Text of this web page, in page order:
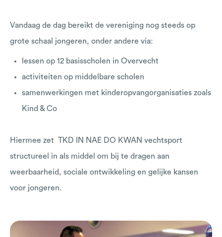
Vandaag de dag bereikt de vereniging nog steeds op
grote schaal jongeren, onder andere via:
lessen op 12 basisscholen in Overvecht
activiteiten op middelbare scholen
samenwerkingen met kinderopvangorganisaties zoals
Kind & Co
Hiermee zet TKD IN NAE DO KWAN vechtsport
structureel in als middel om bij te dragen aan
weerbaarheid, sociale ontwikkeling en gelijke kansen
voor jongeren.